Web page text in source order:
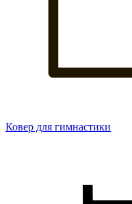
Ковер для гимнастики